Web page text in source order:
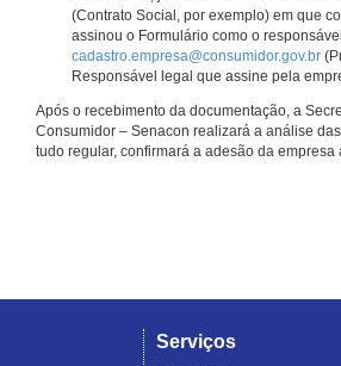
(Contrato Social, por exemplo) em que
assinou o Formulário como o
cadastro.empresa@consumidor.gov.br
Responsável legal que assine pela
Após o recebimento da documentação, a
Consumidor – Senacon realizará a análise
tudo regular, confirmará a adesão da empresa
Serviços